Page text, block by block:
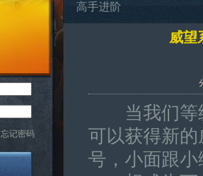
高手进阶
威望
当我们等级
可以获得新
号，小面跟
忘记密码